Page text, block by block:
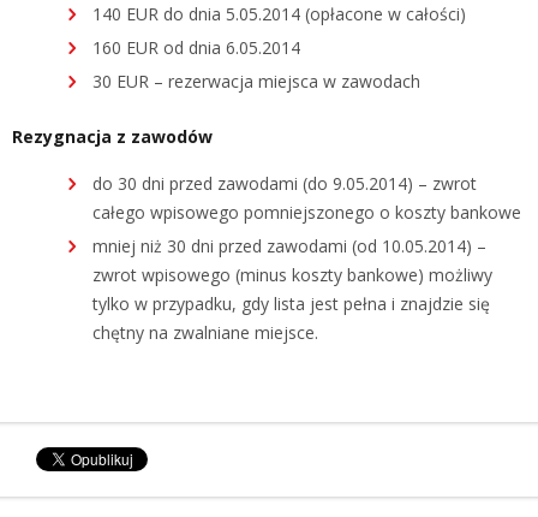
140 EUR do dnia 5.05.2014 (opłacone w całości)
160 EUR od dnia 6.05.2014
30 EUR – rezerwacja miejsca w zawodach
Rezygnacja z zawodów
do 30 dni przed zawodami (do 9.05.2014) – zwrot
całego wpisowego pomniejszonego o koszty bankowe
mniej niż 30 dni przed zawodami (od 10.05.2014) –
zwrot wpisowego (minus koszty bankowe) możliwy
tylko w przypadku, gdy lista jest pełna i znajdzie się
chętny na zwalniane miejsce.